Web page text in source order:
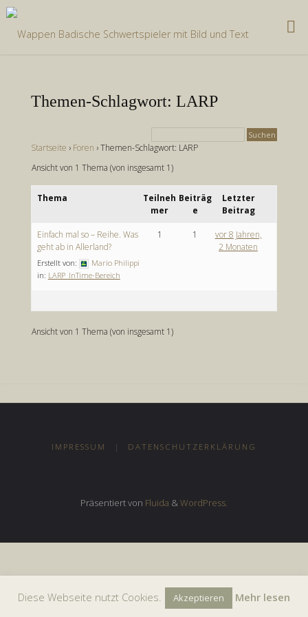
Zum
springen
Themen-Schlagwort: LARP
Startseite › Foren ›Themen-Schlagwort: LARP
Ansicht von 1 Thema (von insgesamt 1)
Thema
Teilneh
mer
Beiträg
e
Letzter
Beitrag
Einfach mal so – Reihe. Was
geht ab in Allerland?
Erstellt von:
Mario Philippi
in: LARP_InTime-Bereich
1 1
vor 8 Jahren,
2 Monaten
Ansicht von 1 Thema (von insgesamt 1)
IMPRESSUM | DATENSCHUTZERKLÄRUNG
Präsentiert von Fluida &WordPress.
Diese Webseite nutzt Cookies. Akzeptieren Mehr lesen